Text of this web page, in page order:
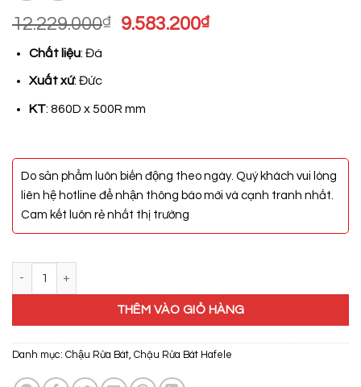
12.229.000₫
Giá
9.583.200₫Giá
Chất liệu: Đá
Xuất xứ: Đức
KT: 860D x 500R mm
Do sản phẩm luôn biến động theo ngày. Quý khách vui lòng
liên hệ hotline để nhận thông báo mới và cạnh tranh nhất.
Cam kết luôn rẻ nhất thị trường
THÊM VÀO GIỎ HÀNG
Danh mục: Chậu Rửa Bát, Chậu Rửa Bát Hafele